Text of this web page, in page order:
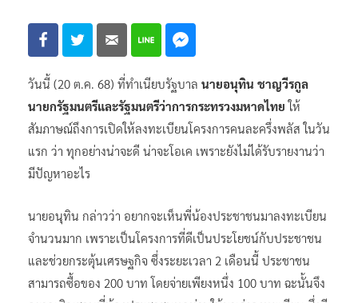
วันนี้ (20 ต.ค. 68) ที่ทำเนียบรัฐบาล
นายอนุทิน ชาญวีรกูล
นายกรัฐมนตรีและรัฐมนตรีว่าการกระทรวงมหาดไทย
สัมภาษณ์ถึงการเปิดให้ลงทะเบียนโครงการคนละครึ่งพลัส ในวัน
แรก ว่า ทุกอย่างน่าจะดี น่าจะโอเค เพราะยังไม่ได้รับรายงานว่า
มีปัญหาอะไร
นายอนุทิน กล่าวว่า อยากจะเห็นพี่น้องประชาชนมาลงทะเบียน
จํานวนมาก เพราะเป็นโครงการที่ดีเป็นประโยชน์กับประชาชน
และช่วยกระตุ้นเศรษฐกิจ ซึ่งระยะเวลา 2 เดือนนี้ ประชาชน